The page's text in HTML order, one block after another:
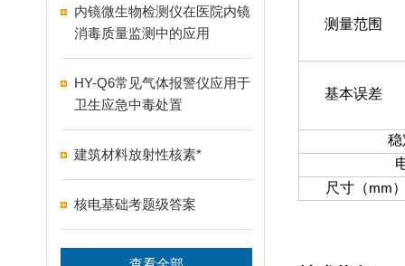
内镜微生物检测仪在医院内镜
消毒质量监测中的应用
HY-Q6常见气体报警仪应用于
卫生应急中毒处置
建筑材料放射性核素*
核电基础考题级答案
测量范围
基本误差
稳
尺寸（mm